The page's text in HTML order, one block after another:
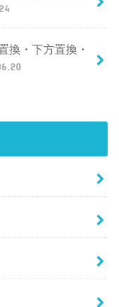
換・下方置換・